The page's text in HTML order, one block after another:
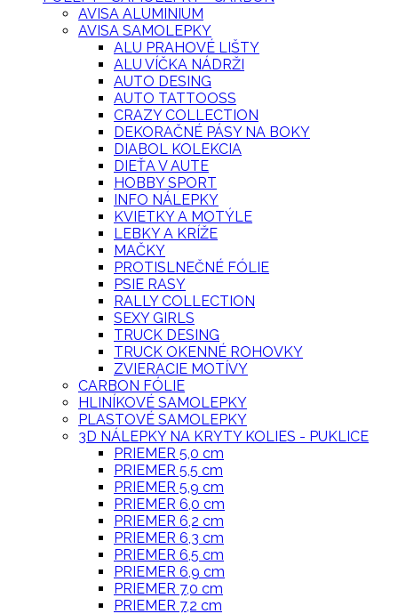
AVISA ALUMINIUM
AVISA SAMOLEPKY
ALU PRAHOVÉ LIŠTY
ALU VÍČKA NÁDRŽI
AUTO DESING
AUTO TATTOOSS
CRAZY COLLECTION
DEKORAČNÉ PÁSY NA BOKY
DIABOL KOLEKCIA
DIEŤA V AUTE
HOBBY SPORT
INFO NÁLEPKY
KVIETKY A MOTÝLE
LEBKY A KRÍŽE
MAČKY
PROTISLNEČNÉ FÓLIE
PSIE RASY
RALLY COLLECTION
SEXY GIRLS
TRUCK DESING
TRUCK OKENNÉ ROHOVKY
ZVIERACIE MOTÍVY
CARBON FÓLIE
HLINÍKOVÉ SAMOLEPKY
PLASTOVÉ SAMOLEPKY
3D NÁLEPKY NA KRYTY KOLIES - PUKLICE
PRIEMER 5,0 cm
PRIEMER 5,5 cm
PRIEMER 5,9 cm
PRIEMER 6,0 cm
PRIEMER 6,2 cm
PRIEMER 6,3 cm
PRIEMER 6,5 cm
PRIEMER 6,9 cm
PRIEMER 7,0 cm
PRIEMER 7,2 cm